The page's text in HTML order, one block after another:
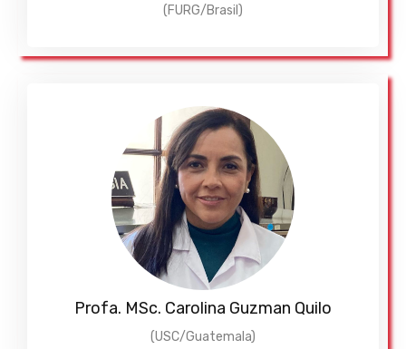
(FURG/Brasil)
Profa. MSc. Carolina Guzman Quilo
(USC/Guatemala)